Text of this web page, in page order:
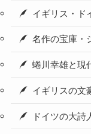
イギリス・ド
名作の宝庫・
蜷川幸雄と現
イギリスの文
ドイツの大詩